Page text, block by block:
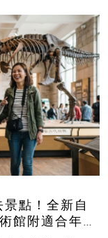
點！全新自
館附適合年